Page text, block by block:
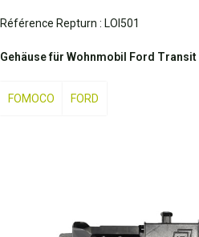
Référence Repturn : LOI501
Gehäuse für Wohnmobil Ford Transit
FOMOCO FORD